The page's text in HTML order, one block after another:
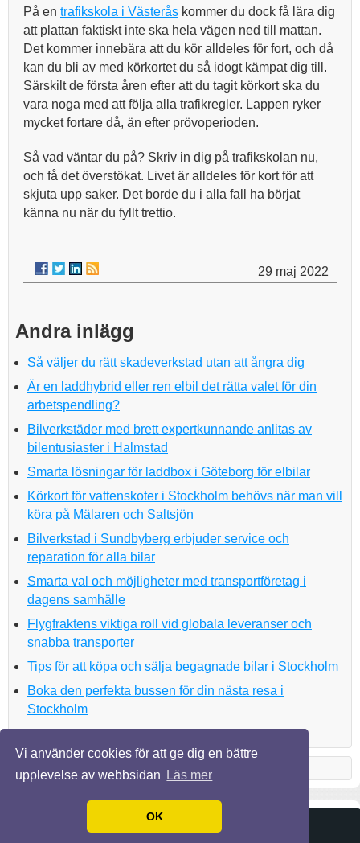
Vi använder cookies för att ge dig en bättre
upplevelse av webbsidan
Läs mer
OK
På en trafikskola i Västerås kommer du dock få lära dig
att plattan faktiskt inte ska hela vägen ned till mattan.
Det kommer innebära att du kör alldeles för fort, och då
kan du bli av med körkortet du så idogt kämpat dig till.
Särskilt de första åren efter att du tagit körkort ska du
vara noga med att följa alla trafikregler. Lappen ryker
mycket fortare då, än efter prövoperioden.
Så vad väntar du på? Skriv in dig på trafikskolan nu,
och få det överstökat. Livet är alldeles för kort för att
skjuta upp saker. Det borde du i alla fall ha börjat
känna nu när du fyllt trettio.
29 maj 2022
Andra inlägg
Så väljer du rätt skadeverkstad utan att ångra dig
Är en laddhybrid eller ren elbil det rätta valet för din
arbetspendling?
Bilverkstäder med brett expertkunnande anlitas av
bilentusiaster i Halmstad
Smarta lösningar för laddbox i Göteborg för elbilar
Körkort för vattenskoter i Stockholm behövs när man vill
köra på Mälaren och Saltsjön
Bilverkstad i Sundbyberg erbjuder service och
reparation för alla bilar
Smarta val och möjligheter med transportföretag i
dagens samhälle
Flygfraktens viktiga roll vid globala leveranser och
snabba transporter
Tips för att köpa och sälja begagnade bilar i Stockholm
Boka den perfekta bussen för din nästa resa i
Stockholm
© 2026 Lagamotor.se. Alla rättigheter förbehållna.